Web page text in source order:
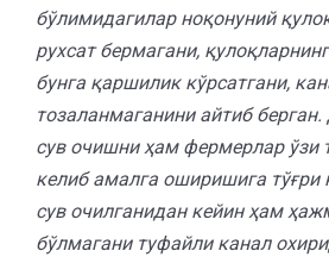
бўлимидагилар ноқонуний
рухсат бермагани,
бунга қаршилик кўрсатгани,
тозаланмаганини айтиб
сув очишни ҳам фермерлар ўзи
келиб амалга оширишига тўғри
сув очилганидан кейин ҳам
бўлмагани туфайли канал